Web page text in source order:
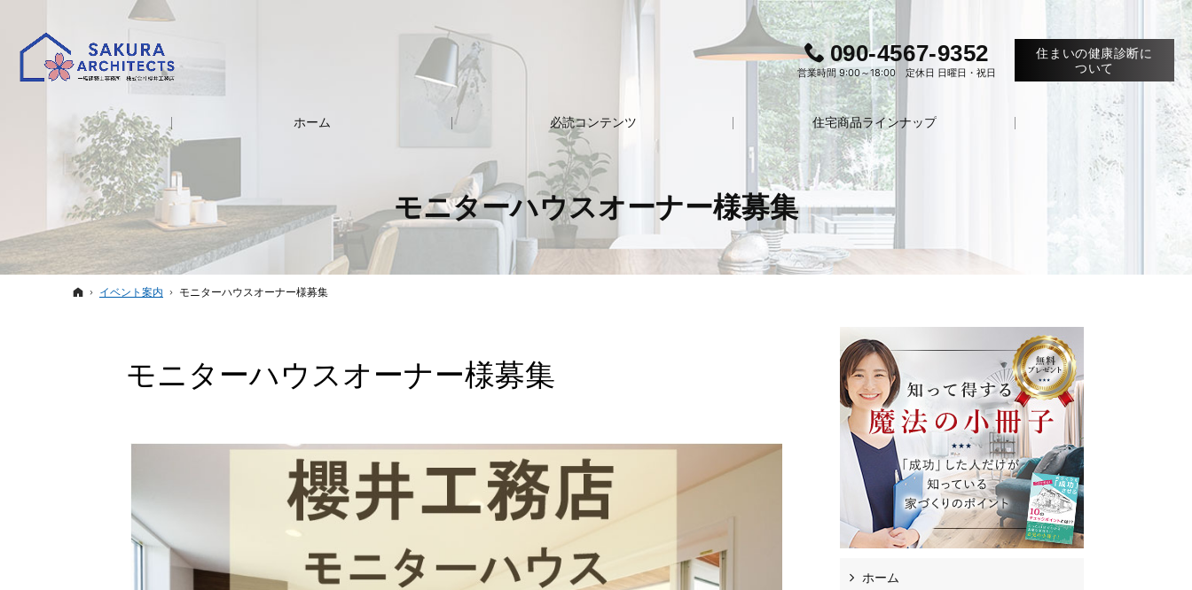
モニターハウスオーナー様募集
ホーム
イベント案内 モニターハウスオーナー様募集
モニターハウスオーナー様募集
ホーム
ホーム 必読コンテンツ 住宅商品ラインナップ
090-4567-9352
営業時間 9:00～18:00 定休日 日曜日・祝日
住まいの健康診断に
ついて